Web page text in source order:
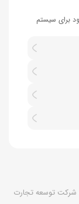
برای سیستم
شرکت توسعه تجارت